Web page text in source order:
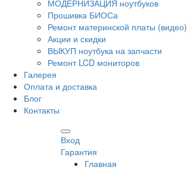
МОДЕРНИЗАЦИЯ ноутбуков
Прошивка БИОСа
Ремонт материнской платы (видео)
Акции и скидки
ВЫКУП ноутбука на запчасти
Ремонт LCD мониторов
Галерея
Оплата и доставка
Блог
Контакты
Вход
Гарантия
Главная